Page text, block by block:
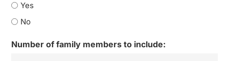
Yes
No
Number of family members to include: